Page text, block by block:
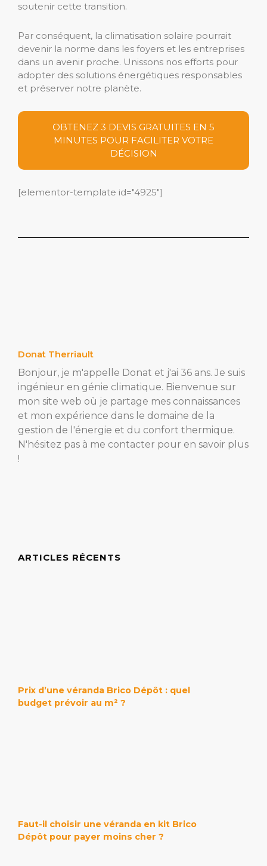
soutenir cette transition.
Par conséquent, la climatisation solaire pourrait
devenir la norme dans les foyers et les entreprises
dans un avenir proche. Unissons nos efforts pour
adopter des solutions énergétiques responsables
et préserver notre planète.
OBTENEZ 3 DEVIS GRATUITES EN 5
MINUTES POUR FACILITER VOTRE
DÉCISION
[elementor-template id="4925"]
Donat Therriault
Bonjour, je m'appelle Donat et j'ai 36 ans. Je suis
ingénieur en génie climatique. Bienvenue sur
mon site web où je partage mes connaissances
et mon expérience dans le domaine de la
gestion de l'énergie et du confort thermique.
N'hésitez pas à me contacter pour en savoir plus
!
ARTICLES RÉCENTS
Prix d’une véranda Brico Dépôt : quel
budget prévoir au m² ?
Faut-il choisir une véranda en kit Brico
Dépôt pour payer moins cher ?